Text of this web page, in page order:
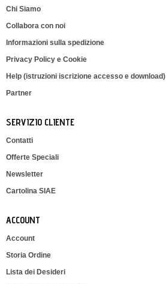
Chi Siamo
Collabora con noi
Informazioni sulla spedizione
Privacy Policy e Cookie
Help (istruzioni iscrizione accesso e download)
Partner
SERVIZIO CLIENTE
Contatti
Offerte Speciali
Newsletter
Cartolina SIAE
ACCOUNT
Account
Storia Ordine
Lista dei Desideri